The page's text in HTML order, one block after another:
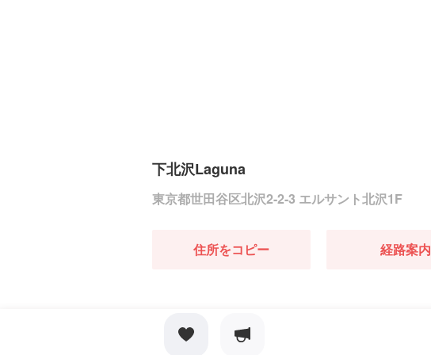
下北沢Laguna
東京都世田谷区北沢2-2-3 エルサント北沢1F
住所をコピー 経路案内